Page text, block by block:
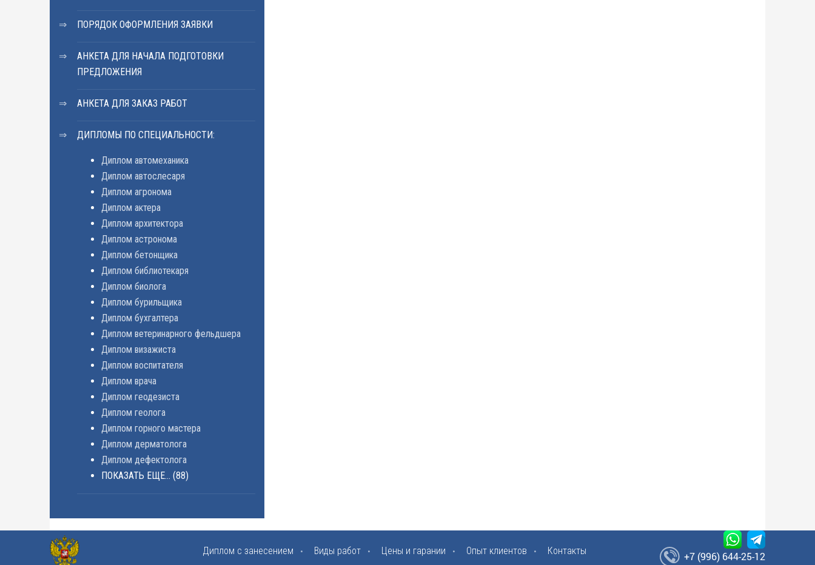
ПОРЯДОК ОФОРМЛЕНИЯ ЗАЯВКИ
АНКЕТА ДЛЯ НАЧАЛА ПОДГОТОВКИ
ПРЕДЛОЖЕНИЯ
АНКЕТА ДЛЯ ЗАКАЗ РАБОТ
ДИПЛОМЫ ПО СПЕЦИАЛЬНОСТИ:
Диплом автомеханика
Диплом автослесаря
Диплом агронома
Диплом актера
Диплом архитектора
Диплом астронома
Диплом бетонщика
Диплом библиотекаря
Диплом биолога
Диплом бурильщика
Диплом бухгалтера
Диплом ветеринарного фельдшера
Диплом визажиста
Диплом воспитателя
Диплом врача
Диплом геодезиста
Диплом геолога
Диплом горного мастера
Диплом дерматолога
Диплом дефектолога
ПОКАЗАТЬ ЕЩЕ... (88)
Диплом с занесением Виды работ Цены и гарании Опыт клиентов Контакты +7 (996) 644-25-12